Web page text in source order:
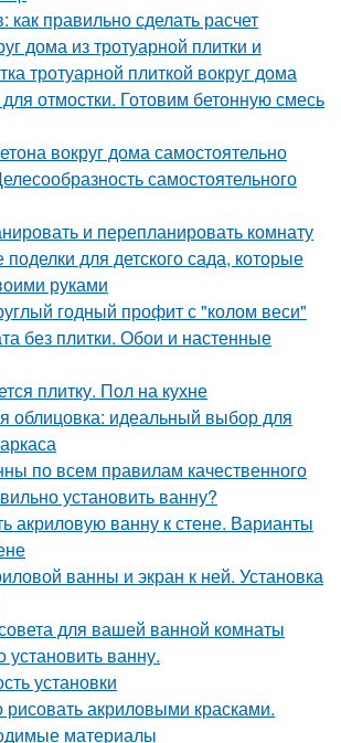
правильно сделать расчет
дома из тротуарной плитки и
тротуарной плиткой вокруг дома
отмостки. Готовим бетонную смесь
вокруг дома самостоятельно
самостоятельного
и перепланировать комнату
для детского сада, которые
руками
годный профит с "колом веси"
без плитки. Обои и настенные
плитку. Пол на кухне
облицовка: идеальный выбор для
по всем правилам качественного
установить ванну?
акриловую ванну к стене. Варианты
ванны и экран к ней. Установка
для вашей ванной комнаты
установить ванну.
установки
акриловыми красками.
материалы